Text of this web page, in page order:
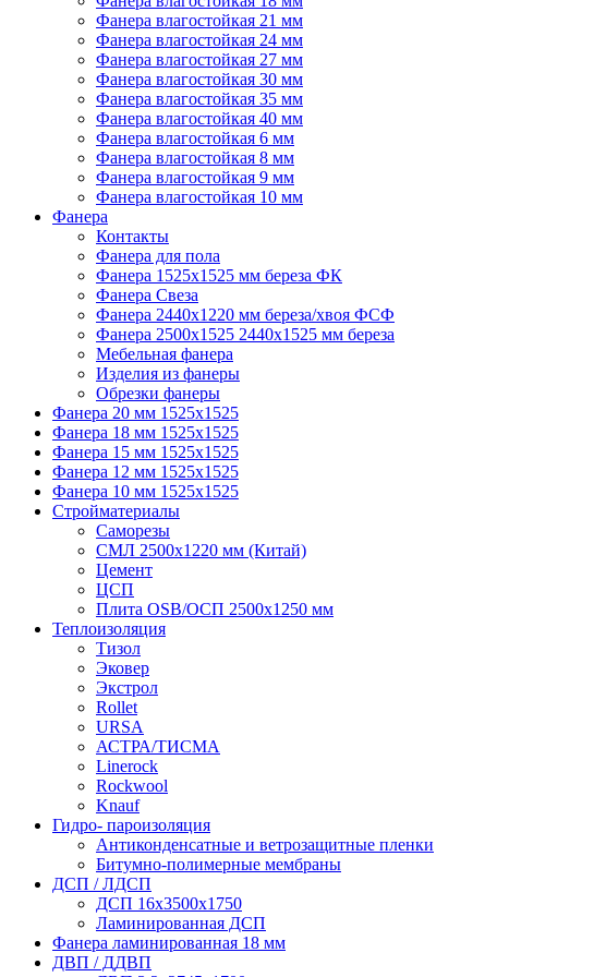
Фанера влагостойкая 21 мм
Фанера влагостойкая 24 мм
Фанера влагостойкая 27 мм
Фанера влагостойкая 30 мм
Фанера влагостойкая 35 мм
Фанера влагостойкая 40 мм
Фанера влагостойкая 6 мм
Фанера влагостойкая 8 мм
Фанера влагостойкая 9 мм
Фанера влагостойкая 10 мм
Фанера
Контакты
Фанера для пола
Фанера 1525x1525 мм береза ФК
Фанера Свеза
Фанера 2440x1220 мм береза/хвоя ФСФ
Фанера 2500x1525 2440x1525 мм береза
Мебельная фанера
Изделия из фанеры
Обрезки фанеры
Фанера 20 мм 1525х1525
Фанера 18 мм 1525х1525
Фанера 15 мм 1525х1525
Фанера 12 мм 1525х1525
Фанера 10 мм 1525х1525
Стройматериалы
Саморезы
СМЛ 2500х1220 мм (Китай)
Цемент
ЦСП
Плита OSB/ОСП 2500х1250 мм
Теплоизоляция
Тизол
Эковер
Экстрол
Rollet
URSA
АСТРА/ТИСМА
Linerock
Rockwool
Knauf
Гидро- пароизоляция
Антиконденсатные и ветрозащитные пленки
Битумно-полимерные мембраны
ДСП / ЛДСП
ДСП 16х3500х1750
Ламинированная ДСП
Фанера ламинированная 18 мм
ДВП / ДДВП